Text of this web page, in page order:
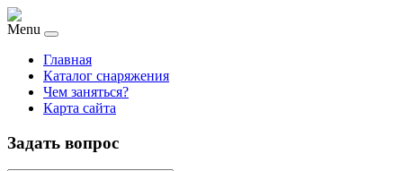
Menu
Главная
Каталог снаряжения
Чем заняться?
Карта сайта
Задать вопрос